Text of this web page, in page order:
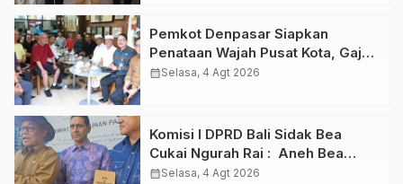
Pemkot Denpasar Siapkan
Penataan Wajah Pusat Kota, Gajah
Mada Jadi Salah Satu Kawasan
calendar_monthSelasa, 4 Agt 2026
Komisi I DPRD Bali Sidak Bea
Cukai Ngurah Rai : Aneh Bea
Cukai Tolak berikan List Data
calendar_monthSelasa, 4 Agt 2026